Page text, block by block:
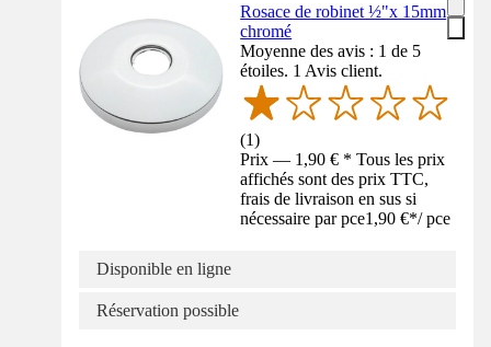
Rosace de robinet ½"x 15mm
chromé
Moyenne des avis : 1 de 5
étoiles. 1 Avis client.
(1)
Prix — 1,90 € * Tous les prix
affichés sont des prix TTC,
frais de livraison en sus si
nécessaire par pce1,90 €*/ pce
Disponible en ligne
Réservation possible